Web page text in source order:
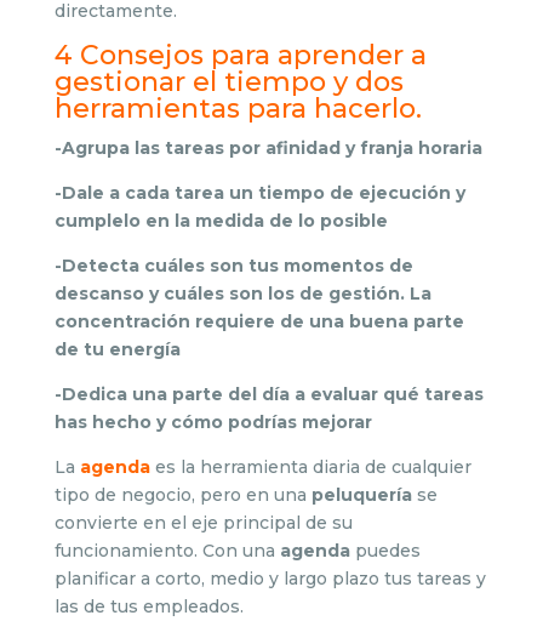
directamente.
4 Consejos para aprender a
gestionar el tiempo y dos
herramientas para hacerlo.
-Agrupa las tareas por afinidad y franja horaria
-Dale a cada tarea un tiempo de ejecución y
cumplelo en la medida de lo posible
-Detecta cuáles son tus momentos de
descanso y cuáles son los de gestión. La
concentración requiere de una buena parte
de tu energía
-Dedica una parte del día a evaluar qué tareas
has hecho y cómo podrías mejorar
La agendaes la herramienta diaria de cualquier
tipo de negocio, pero en una peluqueríase
convierte en el eje principal de su
funcionamiento. Con una agendapuedes
planificar a corto, medio y largo plazo tus tareas y
las de tus empleados.